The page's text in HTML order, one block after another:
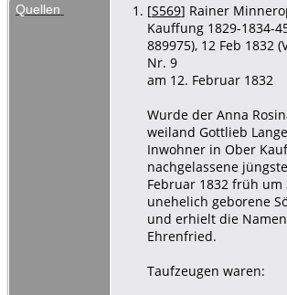
Quellen [S569] Rainer
Kauffung 1829-1834-
889975), 12 Feb 1832
Nr. 9
am 12. Februar 1832
Wurde der Anna
weiland Gottlieb
Inwohner in Ober
nachgelassene
Februar 1832 früh um
unehelich geborene
und erhielt die
Ehrenfried.
Taufzeugen waren: